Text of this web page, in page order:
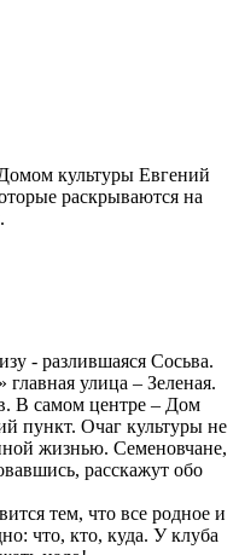
культуры Евгений
раскрываются на
- разлившаяся Сосьва.
улица – Зеленая.
В самом центре – Дом
пункт. Очаг культуры не
жизнью. Семеновчане,
расскажут обо
тем, что все родное и
что, кто, куда. У клуба